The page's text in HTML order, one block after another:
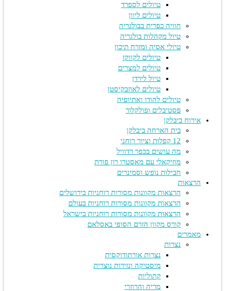
טיולים לספרד
טיולים ליוון
חוויה כפרית בבולגריה
טיול מקהלות בולגריה
טיולי אסיה ומזרח תיכון
טיולים לקווקז
טיולים למצרים
טיול לירדן
טיולים לאוזבקיסטן
טיולים להודו ואתיופיה
פסטיבלים ופולקלור
אירוח ביבלקן
בית הארחה ביבלקן
מה עושים בכפר רדוויל
מוזיקאלי עם מאסטרו רון פורת
חבילות נופש וסמינרים
הרצאות
הרצאות מקוונות מסורות רוחניות בירושלים
הרצאות מקוונות מסורות רוחניות בעולם
הרצאות מקוונות מסורות רוחניות בישראל
קורס מקוון הזרם הסופי באסלאם
מאמרים
נצרות
נצרות אורתודוקסית
מיסטיקה ונזירות נוצרית
קתוליות
מריה והרוזרי